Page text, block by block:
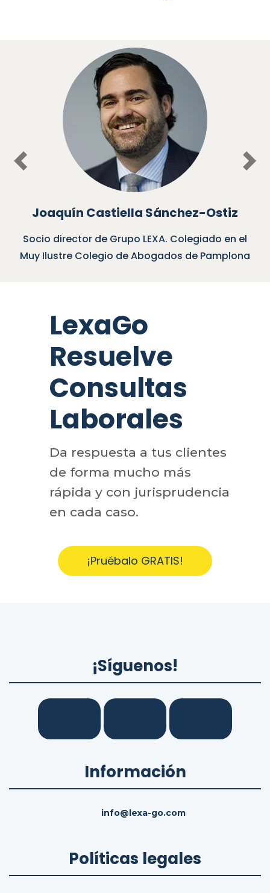
Joaquín Castiella Sánchez-Ostiz
director de Grupo LEXA. Colegiado en el
Ilustre Colegio de Abogados de Pamplona
Previous
LexaGo
Resuelve
Consultas
Laborales
Da respuesta a tus clientes
de forma mucho más
rápida y con jurisprudencia
en cada caso.
¡Pruébalo GRATIS!
¡Síguenos!
Información
info@lexa-go.com
Políticas legales